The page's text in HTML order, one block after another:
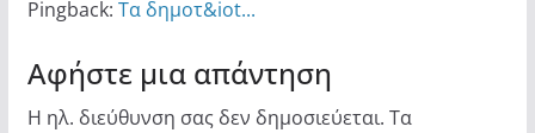
Pingback: Τα δημοτ&iot...
Αφήστε μια απάντηση
Η ηλ. διεύθυνση σας δεν δημοσιεύεται. Τα